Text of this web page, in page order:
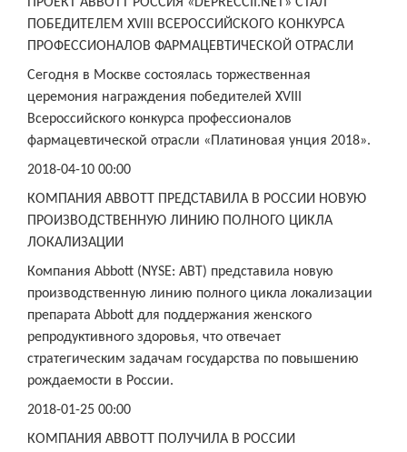
ПОБЕДИТЕЛЕМ XVIII ВСЕРОССИЙСКОГО КОНКУРСА
ПРОФЕССИОНАЛОВ ФАРМАЦЕВТИЧЕСКОЙ ОТРАСЛИ
Сегодня в Москве состоялась торжественная
церемония награждения победителей XVIII
Всероссийского конкурса профессионалов
фармацевтической отрасли «Платиновая унция 2018».
2018-04-10 00:00
КОМПАНИЯ ABBOTT ПРЕДСТАВИЛА В РОССИИ НОВУЮ
ПРОИЗВОДСТВЕННУЮ ЛИНИЮ ПОЛНОГО ЦИКЛА
ЛОКАЛИЗАЦИИ
Компания Abbott (NYSE: ABT) представила новую
производственную линию полного цикла локализации
препарата Abbott для поддержания женского
репродуктивного здоровья, что отвечает
стратегическим задачам государства по повышению
рождаемости в России.
2018-01-25 00:00
КОМПАНИЯ ABBOTT ПОЛУЧИЛА В РОССИИ